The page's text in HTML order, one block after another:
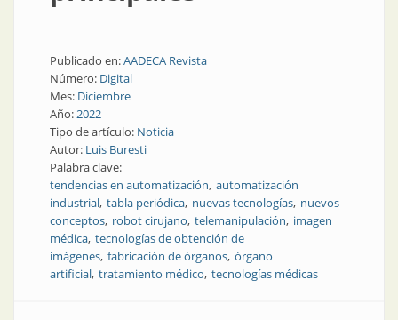
Publicado en:AADECA Revista
Número: Digital
Mes: Diciembre
Año:2022
Tipo de artículo: Noticia
Autor: Luis Buresti
Palabra clave:
tendencias en automatización automatización
industrial tabla periódica nuevas tecnologías nuevos
conceptos robot cirujano telemanipulación imagen
médica tecnologías de obtención de
imágenes fabricación de órganos órgano
artificial tratamiento médico tecnologías médicas